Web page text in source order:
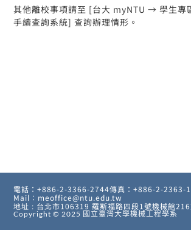
其他離校事項請至 [台大 myNTU → 學生專
手續查詢系統] 查詢辦理情形。
電話：+886-2-3366-2744傳真：+886-2-2363-
Mail：meoffice@ntu.edu.tw
地址 : 台北市106319 羅斯福路四段1號機械館
Copyright © 2025 國立臺灣大學機械工程學系